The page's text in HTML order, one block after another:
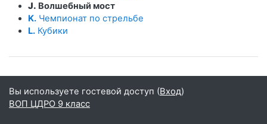
J. Волшебный мост
K. Чемпионат по стрельбе
L. Кубики
Вы используете гостевой доступ (Вход)
ВОП ЦДРО 9 класс